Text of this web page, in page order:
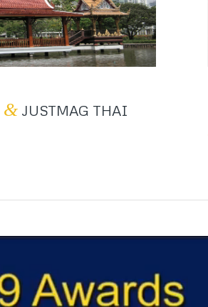
&JUSTMAG THAI